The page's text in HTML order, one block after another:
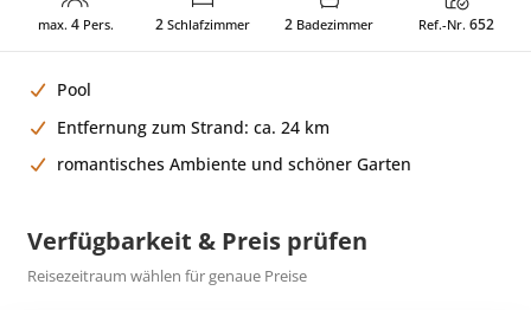
max. 4Pers. 2Schlafzimmer 2 Badezimmer Ref.-Nr. 652
Pool
Entfernung zum Strand: ca. 24 km
romantisches Ambiente und schöner Garten
Verfügbarkeit & Preis prüfen
Reisezeitraum wählen für genaue Preise